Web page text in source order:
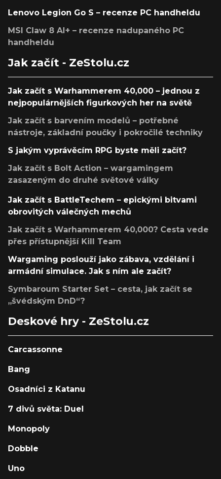
Lenovo Legion Go S – recenze PC handheldu
MSI Claw 8 AI+ – recenze nadupaného PC
handheldu
Jak začít - ZeStolu.cz
Jak začít s Warhammerem 40,000 – jednou z
nejpopulárnějších figurkových her na světě
Jak začít s barvením modelů – potřebné
nástroje, základní poučky i pokročilé techniky
S jakým vyprávěcím RPG byste měli začít?
Jak začít s Bolt Action – wargamingem
zasazeným do druhé světové války
Jak začít s BattleTechem – epickými bitvami
obrovitých válečných mechů
Jak začít s Warhammerem 40,000? Cesta vede
přes přístupnější Kill Team
Wargaming poslouží jako zábava, vzdělání i
armádní simulace. Jak s ním ale začít?
Symbaroum Starter Set – cesta, jak začít se
„švédským DnD“?
Deskové hry - ZeStolu.cz
Carcassonne
Bang
Osadníci z Katanu
7 divů světa: Duel
Monopoly
Dobble
Uno